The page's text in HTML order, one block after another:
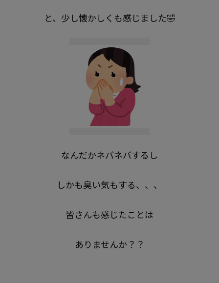
と、少し懐かしくも感じました🤣
なんだかネバネバするし
しかも臭い気もする、、、
皆さんも感じたことは
ありませんか？？